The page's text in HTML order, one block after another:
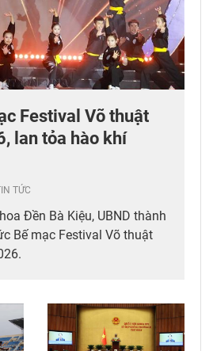
Festival Võ thuật
lan tỏa hào khí
TỨC
Đền Bà Kiệu, UBND thành
Bế mạc Festival Võ thuật